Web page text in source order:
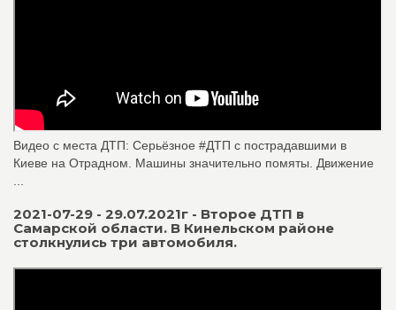
Видео с места ДТП: Серьёзное #ДТП с пострадавшими в
Киеве на Отрадном. Машины значительно помяты. Движение
2021-07-29 - 29.07.2021г - Второе ДТП в
Самарской области. В Кинельском районе
столкнулись три автомобиля.